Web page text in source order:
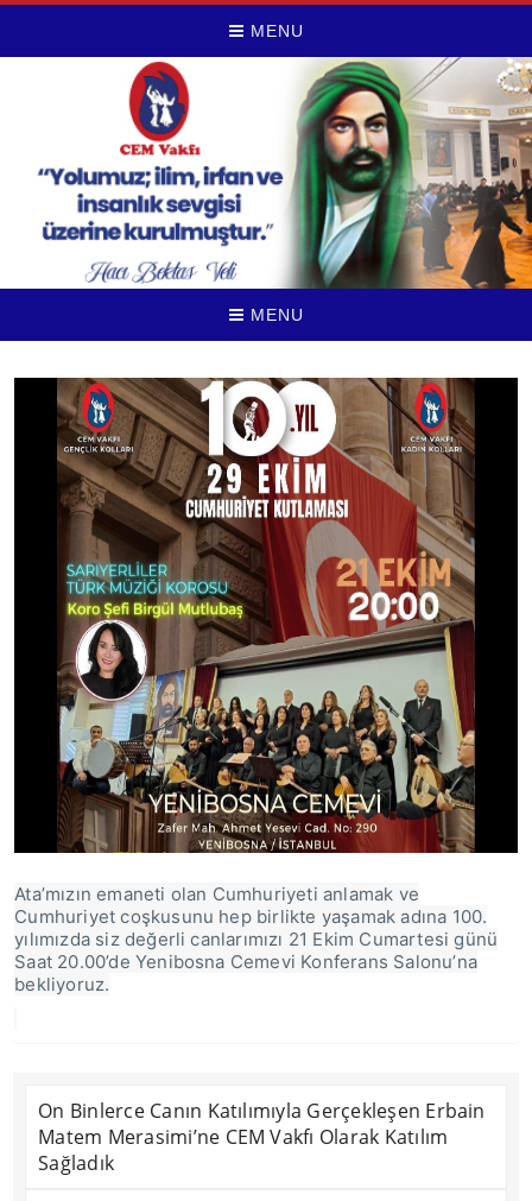
MENU
MENU
Ata’mızın emaneti olan Cumhuriyeti anlamak ve
Cumhuriyet coşkusunu hep birlikte yaşamak adına 100.
yılımızda siz değerli canlarımızı 21 Ekim Cumartesi günü
Saat 20.00’de Yenibosna Cemevi Konferans Salonu’na
bekliyoruz.
On Binlerce Canın Katılımıyla Gerçekleşen Erbain
Matem Merasimi’ne CEM Vakfı Olarak Katılım
Sağladık